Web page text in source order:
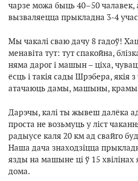
чарзе можа быць 40–50 чалавек,
вызваляецца прыкладна 3-4
Мы чакалі сваю дачу 8 гадоў!
менавіта тут: тут спакойна,
няма дарог і машын – ціха,
ёсць і такія сады Шрэбера, якія з
атачаюць дамы, машыны,
Дарэчы, калі ты жывеш далёка
проста не возьмуць у ліст
радыусе каля 20 км ад свайго
Наша дача знаходзіцца
язды на машыне ці ў 15
дома.